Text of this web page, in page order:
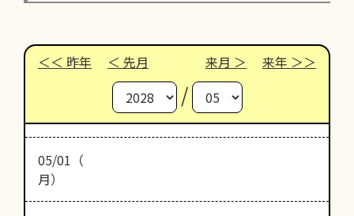
昨年 先月 来月 来年
/
05/01（
月）